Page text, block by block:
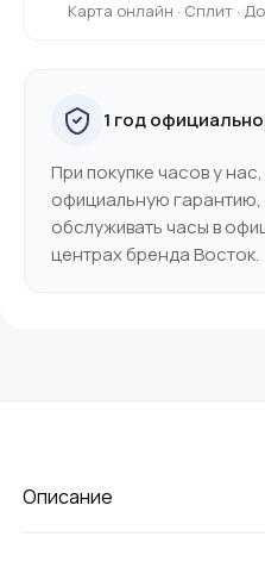
Карта онлайн · Сплит ·
1 год
При покупке часов у
официальную
обслуживать часы в
центрах бренда Восток.
Описание